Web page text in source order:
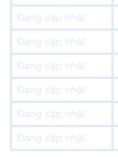
Đang cập nhật
Đang cập nhật
Đang cập nhật
Đang cập nhật
Đang cập nhật
Đang cập nhật